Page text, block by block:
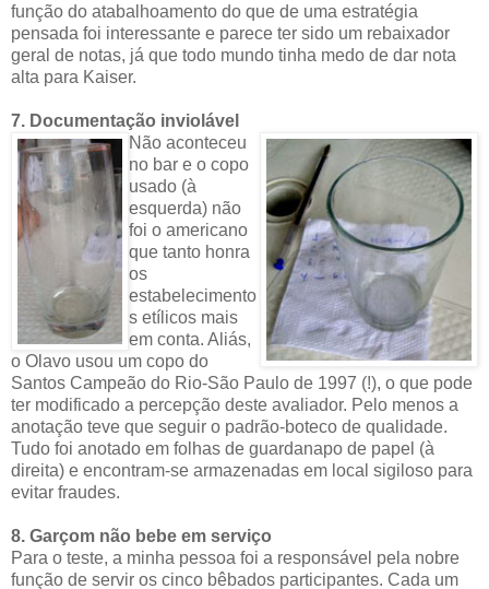
função do atabalhoamento do que de uma estratégia
pensada foi interessante e parece ter sido um rebaixador
geral de notas, já que todo mundo tinha medo de dar nota
alta para Kaiser.
7. Documentação inviolável
Não aconteceu
no bar e o copo
usado (à
esquerda) não
foi o americano
que tanto honra
os
estabelecimento
s etílicos mais
em conta. Aliás,
o Olavo usou um copo do
Santos Campeão do Rio-São Paulo de 1997 (!), o que pode
ter modificado a percepção deste avaliador. Pelo menos a
anotação teve que seguir o padrão-boteco de qualidade.
Tudo foi anotado em folhas de guardanapo de papel (à
direita) e encontram-se armazenadas em local sigiloso para
evitar fraudes.
8. Garçom não bebe em serviço
Para o teste, a minha pessoa foi a responsável pela nobre
função de servir os cinco bêbados participantes. Cada um